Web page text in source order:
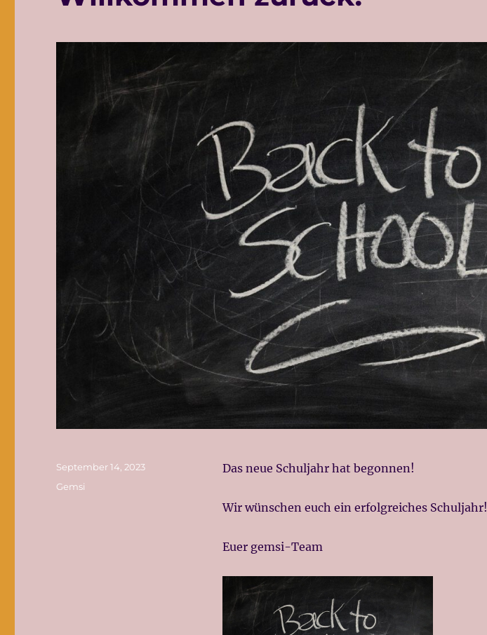
Das neue Schuljahr hat begonnen!
Wir wünschen euch ein erfolgreiches Schuljahr!
Euer gemsi-Team
Veröffentlicht
September 14, 2023
Kategorien
Gemsi